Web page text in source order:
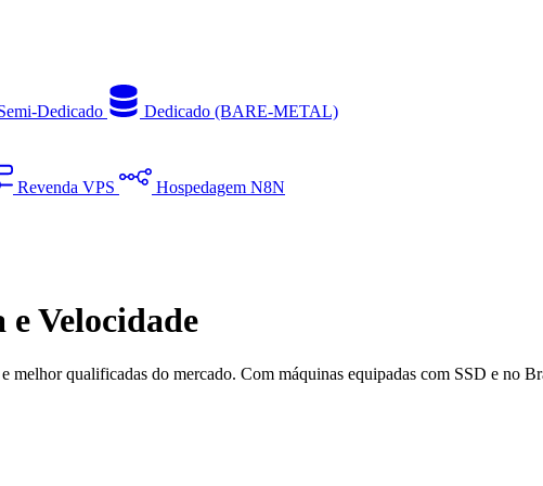
Dedicado
Dedicado (BARE-METAL)
Revenda VPS
Hospedagem N8N
e Velocidade
melhor qualificadas do mercado. Com máquinas equipadas com SSD e no